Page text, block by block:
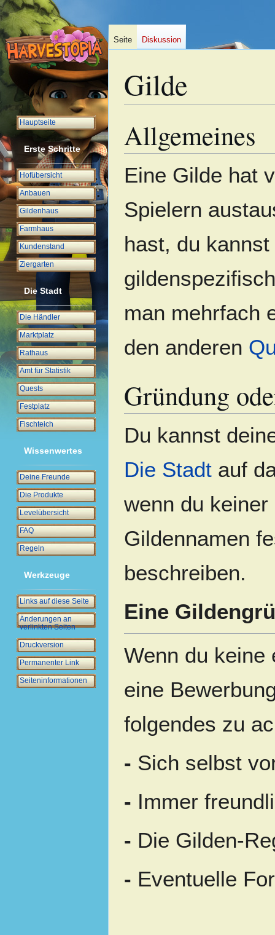
Gilde
Navigation
Suche
Allgemeines
Eine Gilde hat
Spielern
hast, du
man mehrfach
den anderen
Gründung
Du kannst
Die Stadt auf
wenn du
Gildennamen
beschreiben.
Eine
Wenn du keine
eine
folgendes zu
- Sich selbst
- Immer
- Die Gilden-
- Eventuelle
Seite Diskussion
Hauptseite
Erste Schritte
Hofübersicht
Anbauen
Gildenhaus
Farmhaus
Kundenstand
Ziergarten
Die Stadt
Die Händler
Marktplatz
Rathaus
Amt für Statistik
Quests
Festplatz
Fischteich
Wissenwertes
Deine Freunde
Die Produkte
Levelübersicht
FAQ
Regeln
Werkzeuge
Links auf diese Seite
Änderungen an
verlinkten Seiten
Druckversion
Permanenter Link
Seiten­­informationen